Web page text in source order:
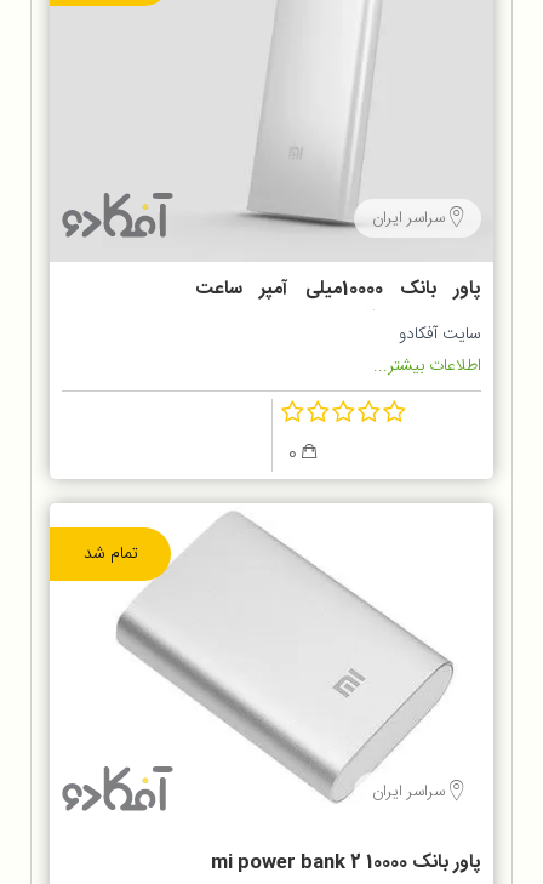
سراسر ایران
پاور بانک 10000میلی آمپر ساعت
Xiaomi مدل POWER BANK 2
سایت آفکادو
اطلاعات بیشتر...
تمام شد
سراسر ایران
پاور بانک 10000 mi power bank 2